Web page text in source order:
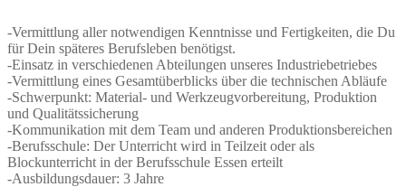
-Vermittlung aller notwendigen Kenntnisse und Fertigkeiten, die Du
für Dein späteres Berufsleben benötigst.
-Einsatz in verschiedenen Abteilungen unseres Industriebetriebes
-Vermittlung eines Gesamtüberblicks über die technischen Abläufe
-Schwerpunkt: Material- und Werkzeugvorbereitung, Produktion
und Qualitätssicherung
-Kommunikation mit dem Team und anderen Produktionsbereichen
-Berufsschule: Der Unterricht wird in Teilzeit oder als
Blockunterricht in der Berufsschule Essen erteilt
-Ausbildungsdauer: 3 Jahre